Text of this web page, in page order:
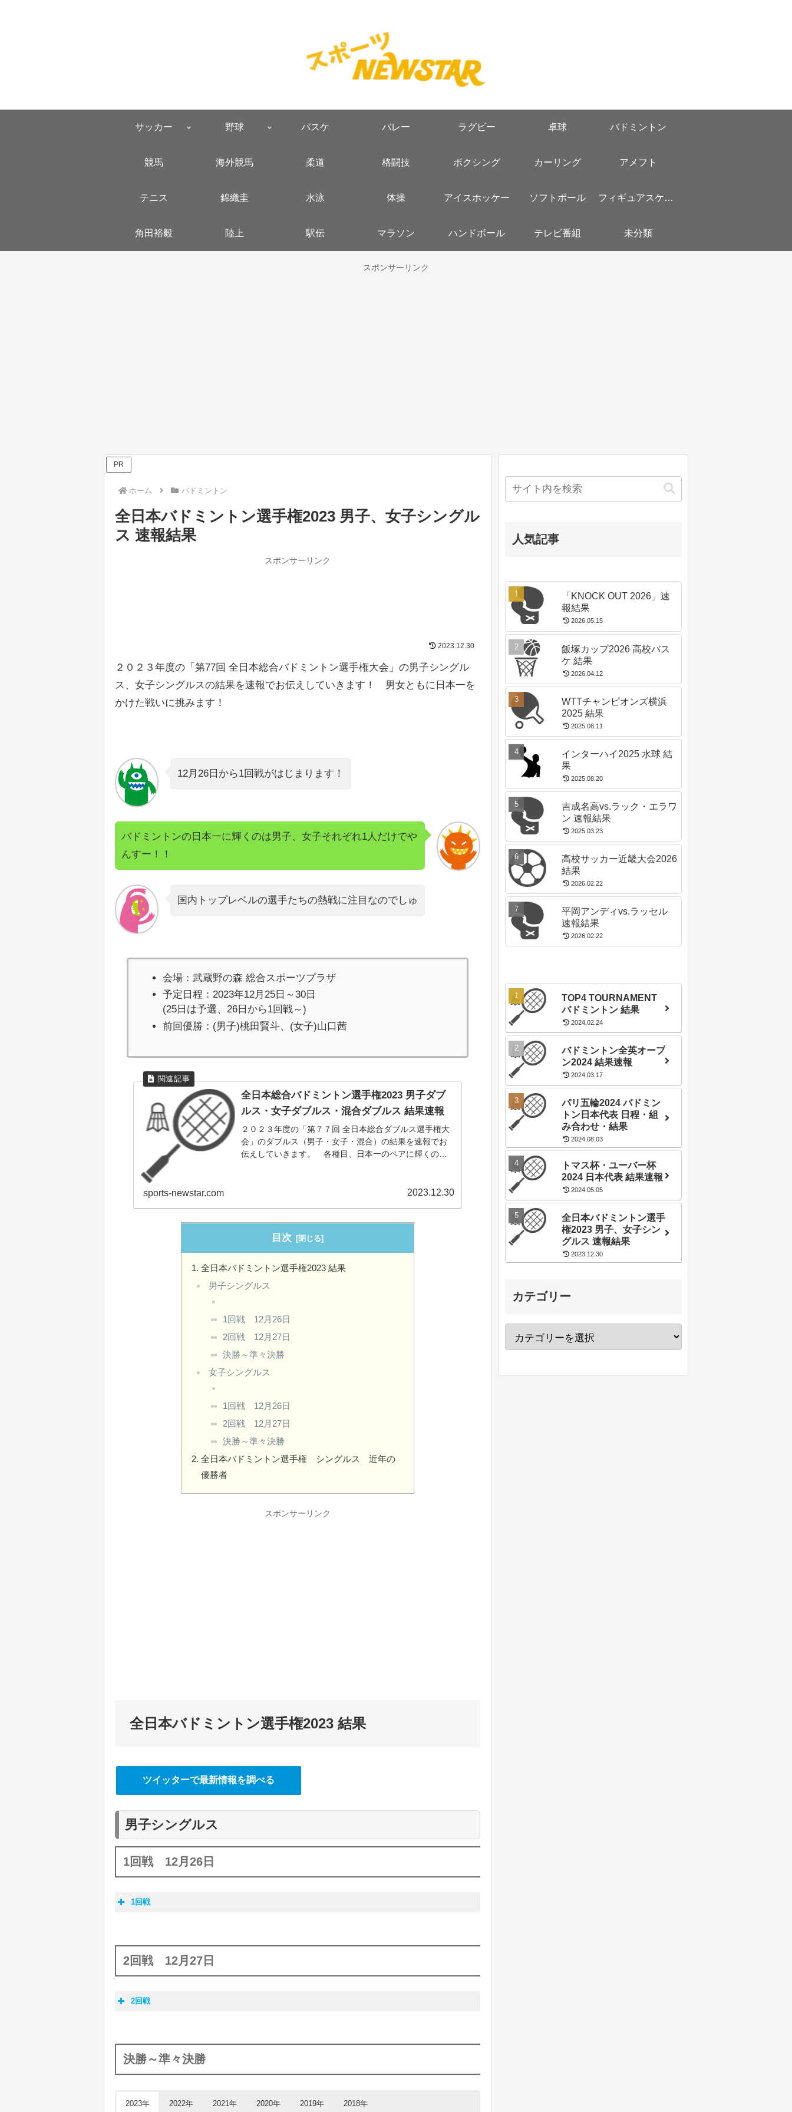
サッカー 野球 バスケ バレー ラグビー 卓球 バドミントン
競馬 海外競馬 柔道 格闘技 ボクシング カーリング アメフト
テニス 錦織圭 水泳 体操 アイスホッケー ソフトボール フィギュアスケート
角田裕毅 陸上 駅伝 マラソン ハンドボール テレビ番組 未分類
スポンサーリンク
PR
ホーム バドミントン
全日本バドミントン選手権2023 男子、女子シングル
ス 速報結果
スポンサーリンク
2023.12.30
２０２３年度の「第77回 全日本総合バドミントン選手権大会」の男子シングル
ス、女子シングルスの結果を速報でお伝えしていきます！ 男女ともに日本一を
かけた戦いに挑みます！
12月26日から1回戦がはじまります！
バドミントンの日本一に輝くのは男子、女子それぞれ1人だけでや
んすー！！
国内トップレベルの選手たちの熱戦に注目なのでしゅ
会場：武蔵野の森 総合スポーツプラザ
予定日程：2023年12月25日～30日
(25日は予選、26日から1回戦～)
前回優勝：(男子)桃田賢斗、(女子)山口茜
全日本総合バドミントン選手権2023 男子ダブ
ルス・女子ダブルス・混合ダブルス 結果速報
２０２３年度の「第７７回 全日本総合ダブルス選手権大
会」のダブルス（男子・女子・混合）の結果を速報でお
伝えしていきます。 各種目、日本一のペアに輝くのは
sports-newstar.com 2023.12.30
目次
全日本バドミントン選手権2023 結果
男子シングルス
1回戦 12月26日
2回戦 12月27日
決勝～準々決勝
女子シングルス
1回戦 12月26日
2回戦 12月27日
決勝～準々決勝
全日本バドミントン選手権 シングルス 近年の
優勝者
スポンサーリンク
全日本バドミントン選手権2023 結果
ツイッターで最新情報を調べる
男子シングルス
1回戦 12月26日
1回戦
奈良岡功大
沖本優大 2-0 山田琉碧
田中湧士
2回戦 12月27日
2回戦
奈良岡功大
高橋洸士 2-0 武井凜生
田中湧士 2-1
決勝～準々決勝
2023年 2022年 2021年 2020年 2019年 2018年
人気記事
「KNOCK OUT 2026」速
報結果
2026.05.15
飯塚カップ2026 高校バス
ケ 結果
2026.04.12
WTTチャンピオンズ横浜
2025 結果
2025.08.11
インターハイ2025 水球 結
果
2025.08.20
吉成名高vs.ラック・エラワ
ン 速報結果
2025.03.23
高校サッカー近畿大会2026
結果
2026.02.22
平岡アンディvs.ラッセル
速報結果
2026.02.22
TOP4 TOURNAMENT
バドミントン 結果
2024.02.24
バドミントン全英オープ
ン2024 結果速報
2024.03.17
パリ五輪2024 バドミン
トン日本代表 日程・組
み合わせ・結果
2024.08.03
トマス杯・ユーバー杯
2024 日本代表 結果速報
2024.05.05
全日本バドミントン選手
権2023 男子、女子シン
グルス 速報結果
2023.12.30
カテゴリー